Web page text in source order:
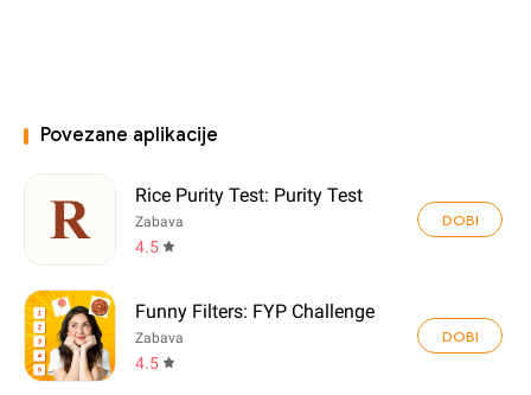
Povezane aplikacije
Rice Purity Test: Purity Test
Zabava
4.5
DOBI
Funny Filters: FYP Challenge
Zabava
4.5
DOBI